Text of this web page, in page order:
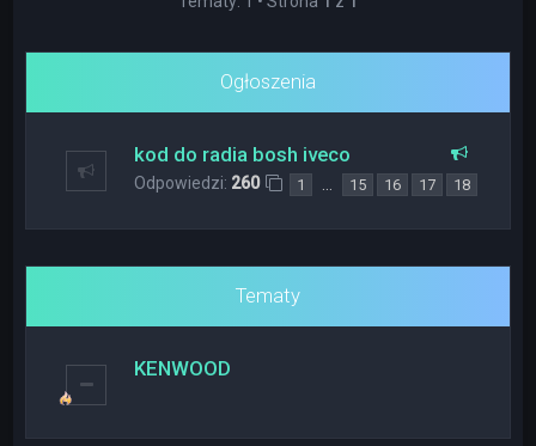
Ogłoszenia
kod do radia bosh iveco
Odpowiedzi: 260 1 … 15 16 17 18
Tematy
KENWOOD